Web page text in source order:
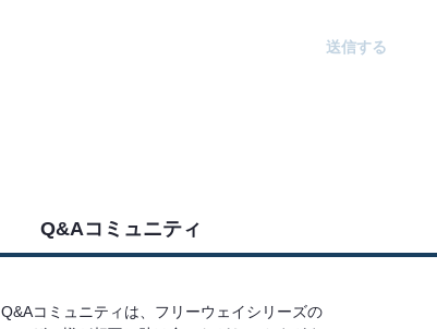
Q&Aコミュニティ
Q&Aコミュニティは、フリーウェイシリーズの